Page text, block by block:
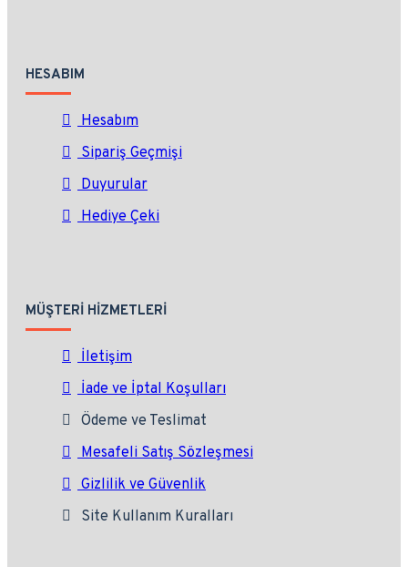
HESABIM
Hesabım
Sipariş Geçmişi
Duyurular
Hediye Çeki
MÜŞTERI HIZMETLERI
İletişim
İade ve İptal Koşulları
Ödeme ve Teslimat
Mesafeli Satış Sözleşmesi
Gizlilik ve Güvenlik
Site Kullanım Kuralları